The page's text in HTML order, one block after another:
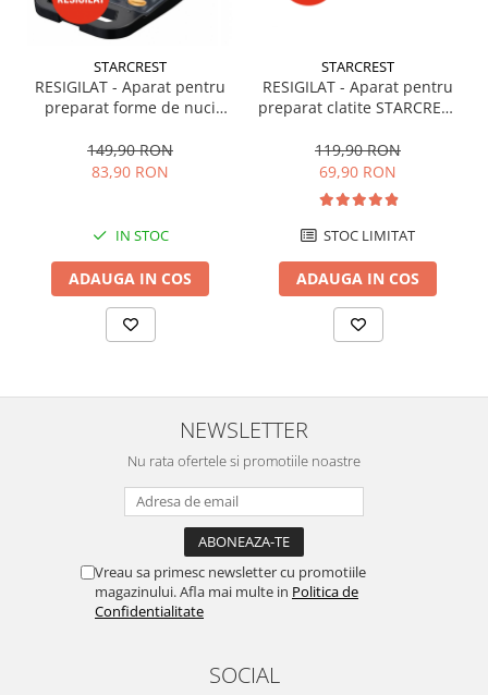
STARCREST
RESIGILAT - Aparat pentru
preparat forme de nuci
24 forme, 1400W, Indicator
luminos, Placi antiaderente,
149,90 RON
83,90 RON
IN STOC
ADAUGA IN COS
STARCREST
RESIGILAT - Aparat pentru
preparat clatite STARCREST
invelis ceramic antiaderent,
30 cm, Inox / Negru
119,90 RON
69,90 RON
STOC LIMITAT
ADAUGA IN COS
NEWSLETTER
Nu rata ofertele si promotiile noastre
Vreau sa primesc newsletter cu promotiile
magazinului. Afla mai multe in Politica de
Confidentialitate
SOCIAL